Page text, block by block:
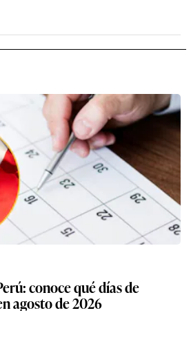
conoce qué días de
agosto de 2026